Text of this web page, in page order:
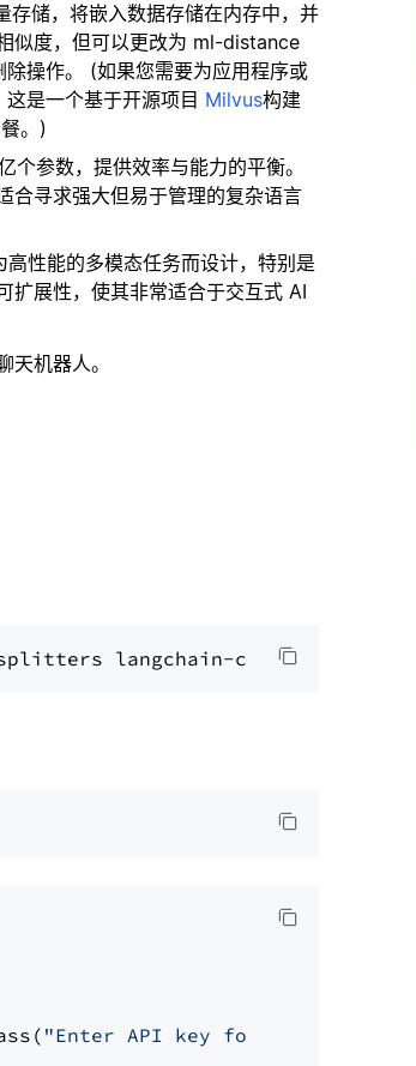
存储，将嵌入数据存储在内存中，并
似度，但可以更改为 ml-distance
操作。 (如果您需要为应用程序或
这是一个基于开源项目 Milvus构建
。)
参数，提供效率与能力的平衡。
合寻求强大但易于管理的复杂语言
性能的多模态任务而设计，特别是
扩展性，使其非常适合于交互式 AI
机器人。
"Enter API key for Mistral AI: "